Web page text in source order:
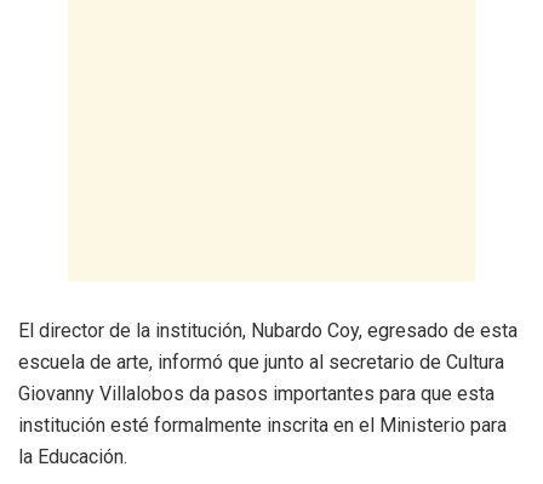
El director de la institución, Nubardo Coy, egresado de esta
escuela de arte, informó que junto al secretario de Cultura
Giovanny Villalobos da pasos importantes para que esta
institución esté formalmente inscrita en el Ministerio para
la Educación.